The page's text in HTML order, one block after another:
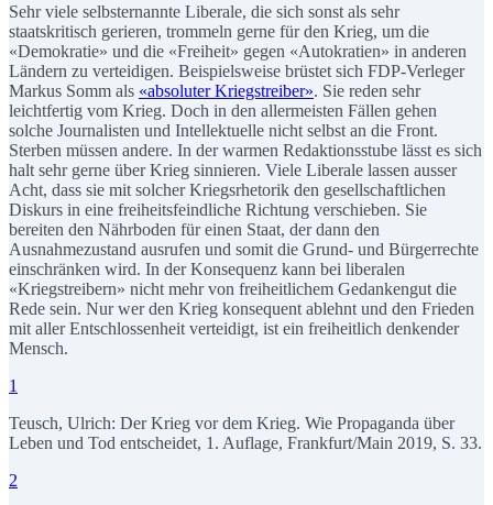
Sehr viele selbsternannte Liberale, die sich sonst als sehr
staatskritisch gerieren, trommeln gerne für den Krieg, um die
«Demokratie» und die «Freiheit» gegen «Autokratien» in anderen
Ländern zu verteidigen. Beispielsweise brüstet sich FDP-Verleger
Markus Somm als «absoluter Kriegstreiber». Sie reden sehr
leichtfertig vom Krieg. Doch in den allermeisten Fällen gehen
solche Journalisten und Intellektuelle nicht selbst an die Front.
Sterben müssen andere. In der warmen Redaktionsstube lässt es sich
halt sehr gerne über Krieg sinnieren. Viele Liberale lassen ausser
Acht, dass sie mit solcher Kriegsrhetorik den gesellschaftlichen
Diskurs in eine freiheitsfeindliche Richtung verschieben. Sie
bereiten den Nährboden für einen Staat, der dann den
Ausnahmezustand ausrufen und somit die Grund- und Bürgerrechte
einschränken wird. In der Konsequenz kann bei liberalen
«Kriegstreibern» nicht mehr von freiheitlichem Gedankengut die
Rede sein. Nur wer den Krieg konsequent ablehnt und den Frieden
mit aller Entschlossenheit verteidigt, ist ein freiheitlich denkender
Mensch.
1
Teusch, Ulrich: Der Krieg vor dem Krieg. Wie Propaganda über
Leben und Tod entscheidet, 1. Auflage, Frankfurt/Main 2019, S. 33.
2